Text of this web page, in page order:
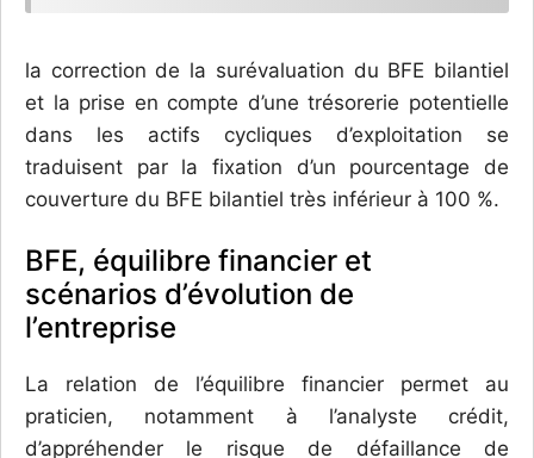
la correction de la surévaluation du BFE bilantiel
et la prise en compte d’une trésorerie potentielle
dans les actifs cycliques d’exploitation se
traduisent par la fixation d’un pourcentage de
couverture du BFE bilantiel très inférieur à 100 %.
BFE, équilibre financier et
scénarios d’évolution de
l’entreprise
La relation de l’équilibre financier permet au
praticien, notamment à l’analyste crédit,
d’appréhender le risque de défaillance de